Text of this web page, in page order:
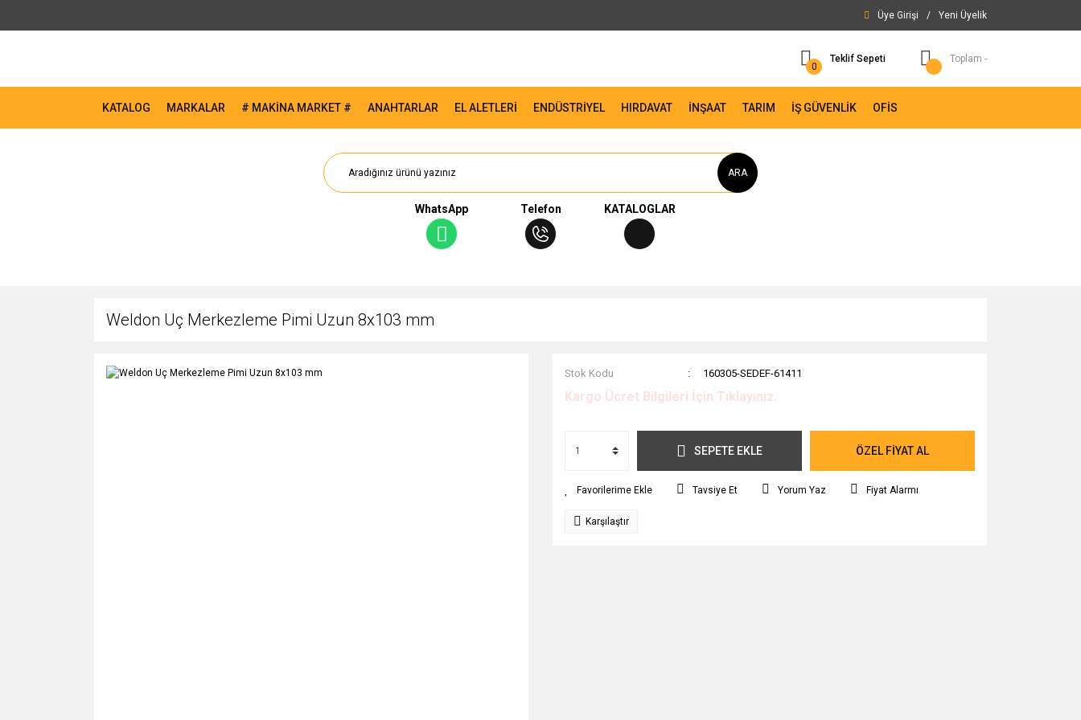
Üye Girişi / Yeni Üyelik
0
Teklif Sepeti Toplam -
KATALOG MARKALAR # MAKİNA MARKET # ANAHTARLAR EL ALETLERİ ENDÜSTRİYEL HIRDAVAT İNŞAAT TARIM İŞ GÜVENLİK OFİS
ARA
WhatsApp Telefon KATALOGLAR
Weldon Uç Merkezleme Pimi Uzun 8x103 mm
Stok Kodu 160305-SEDEF-61411
Kargo Ücret Bilgileri İçin Tıklayınız.
SEPETE EKLE ÖZEL FİYAT AL
Tavsiye Et Yorum Yaz Fiyat Alarmı
Karşılaştır